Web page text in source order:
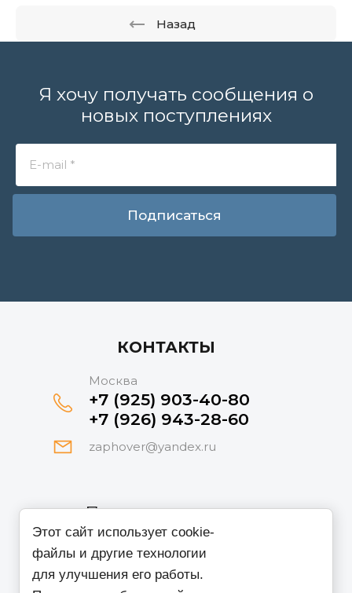
Назад
Я хочу получать сообщения о
новых поступлениях
Подписаться
КОНТАКТЫ
Москва
+7 (925) 903-40-80
+7 (926) 943-28-60
zaphover@yandex.ru
Принимаем к оплате
Этот сайт использует cookie-
файлы и другие технологии
для улучшения его работы.